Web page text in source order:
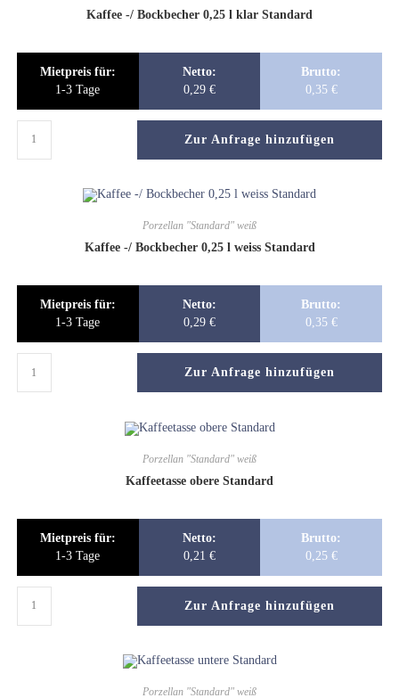
Kaffee -/ Bockbecher 0,25 l klar Standard
Mietpreis für:
1-3 Tage
Netto:
0,29 €
Brutto:
0,35 €
Zur Anfrage hinzufügen
Porzellan "Standard" weiß
Kaffee -/ Bockbecher 0,25 l weiss Standard
Mietpreis für:
1-3 Tage
Netto:
0,29 €
Brutto:
0,35 €
Zur Anfrage hinzufügen
Porzellan "Standard" weiß
Kaffeetasse obere Standard
Mietpreis für:
1-3 Tage
Netto:
0,21 €
Brutto:
0,25 €
Zur Anfrage hinzufügen
Porzellan "Standard" weiß